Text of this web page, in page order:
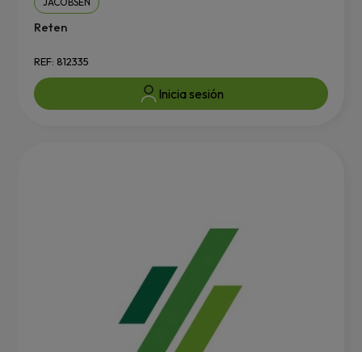
Reten
REF: 812335
Inicia sesión